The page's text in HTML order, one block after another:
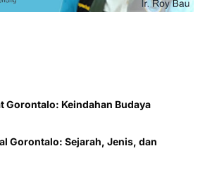
Gorontalo: Keindahan Budaya
Gorontalo: Sejarah, Jenis, dan